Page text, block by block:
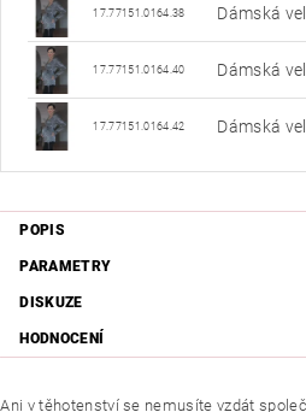
17.77151.0164.38 Dámská
17.77151.0164.40 Dámská
17.77151.0164.42 Dámská
POPIS
PARAMETRY
DISKUZE
HODNOCENÍ
Ani v těhotenství se nemusíte vzdát